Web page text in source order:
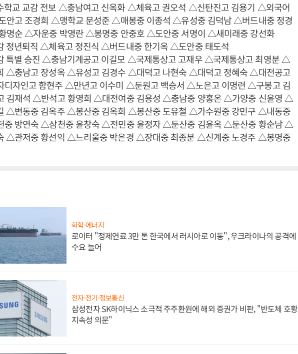
학교 교감 전보 △충남여고 신옥화 △체육고 권오석 △신탄진고 김용기 △외국어
안고 조경희 △맹학교 문성준 △매봉중 이종석 △유성중 김덕남 △버드내중 정경
명순 △자운중 박영란 △봉명중 안중호 △도안중 서명이 △새미래중 강선화
정년퇴직 △체육고 정진식 △버드내중 한기옥 △도안중 태도석
특별 승진 △충남기계공고 이길모 △국제통상고 고재우 △국제통상고 최영분 △
△충남고 장성옥 △유성고 김경수 △대덕고 나현숙 △대덕고 정혜숙 △대전공고
디자인고 함현주 △만년고 이수미 △둔원고 백승서 △노은고 이명련 △구봉고 김
김재석 △반석고 황영희 △대전여중 김용성 △충남중 양홍온 △가양중 신윤영 △
△변동중 김옥주 △봉산중 김옥희 △봉산중 도유철 △가수원중 강민구 △내동중
중 방연숙 △삼천중 윤창숙 △전민중 윤정자 △둔산중 김윤옥 △둔산중 황순남 △
△관저중 황선익 △느리울중 박은경 △장대중 최종분 △신계중 노경주 △봉명중
화학·에너지
로이터 "정제연료 3만 톤 한국에서 러시아로 이동", 우크라이나의 공격에
수요 늘어
전자·전기·정보통신
삼성전자 SK하이닉스 소극적 주주환원에 해외 증권가 비판, "반도체 호황
지속성 의문"